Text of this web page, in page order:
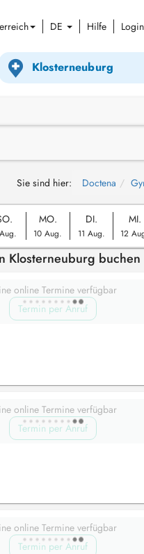
DE Hilfe Login
Sie sind hier: Doctena
MO.
10 Aug.
DI.
11 Aug.
MI.
12
Klosterneuburg buchen
online Termine verfügbar
Termin per Anruf
online Termine verfügbar
Termin per Anruf
online Termine verfügbar
Termin per Anruf